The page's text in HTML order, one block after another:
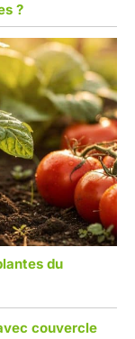
?
du
couvercle